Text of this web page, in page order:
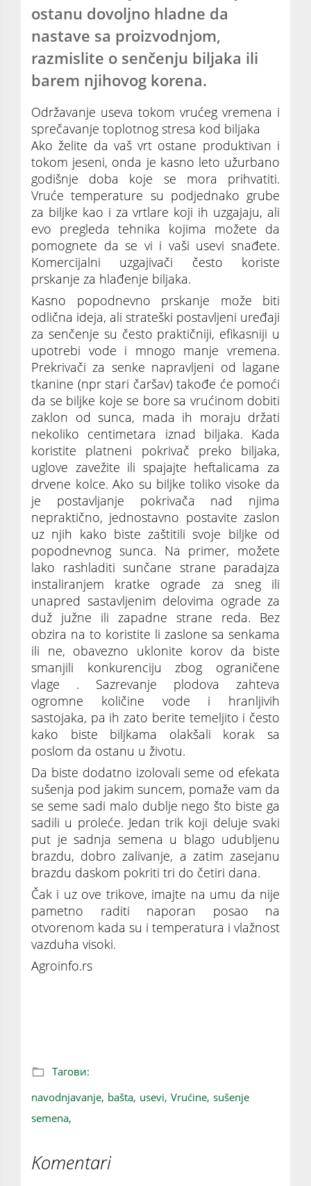
ostanu dovoljno hladne da
nastave sa proizvodnjom,
razmislite o senčenju biljaka ili
barem njihovog korena.
Održavanje useva tokom vrućeg vremena i
sprečavanje toplotnog stresa kod biljaka
Ako želite da vaš vrt ostane produktivan i
tokom jeseni, onda je kasno leto užurbano
godišnje doba koje se mora prihvatiti.
Vruće temperature su podjednako grube
za biljke kao i za vrtlare koji ih uzgajaju, ali
evo pregleda tehnika kojima možete da
pomognete da se vi i vaši usevi snađete.
Komercijalni uzgajivači često koriste
prskanje za hlađenje biljaka.
Kasno popodnevno prskanje može biti
odlična ideja, ali strateški postavljeni uređaji
za senčenje su često praktičniji, efikasniji u
upotrebi vode i mnogo manje vremena.
Prekrivači za senke napravljeni od lagane
tkanine (npr stari čaršav) takođe će pomoći
da se biljke koje se bore sa vrućinom dobiti
zaklon od sunca, mada ih moraju držati
nekoliko centimetara iznad biljaka. Kada
koristite platneni pokrivač preko biljaka,
uglove zavežite ili spajajte heftalicama za
drvene kolce. Ako su biljke toliko visoke da
je postavljanje pokrivača nad njima
nepraktično, jednostavno postavite zaslon
uz njih kako biste zaštitili svoje biljke od
popodnevnog sunca. Na primer, možete
lako rashladiti sunčane strane paradajza
instaliranjem kratke ograde za sneg ili
unapred sastavljenim delovima ograde za
duž južne ili zapadne strane reda. Bez
obzira na to koristite li zaslone sa senkama
ili ne, obavezno uklonite korov da biste
smanjili konkurenciju zbog ograničene
vlage . Sazrevanje plodova zahteva
ogromne količine vode i hranljivih
sastojaka, pa ih zato berite temeljito i često
kako biste biljkama olakšali korak sa
poslom da ostanu u životu.
Da biste dodatno izolovali seme od efekata
sušenja pod jakim suncem, pomaže vam da
se seme sadi malo dublje nego što biste ga
sadili u proleće. Jedan trik koji deluje svaki
put je sadnja semena u blago udubljenu
brazdu, dobro zalivanje, a zatim zasejanu
brazdu daskom pokriti tri do četiri dana.
Čak i uz ove trikove, imajte na umu da nije
pametno raditi naporan posao na
otvorenom kada su i temperatura i vlažnost
vazduha visoki.
Agroinfo.rs
Тагови:
navodnjavanje, bašta, usevi, Vrućine, sušenje
semena,
Komentari